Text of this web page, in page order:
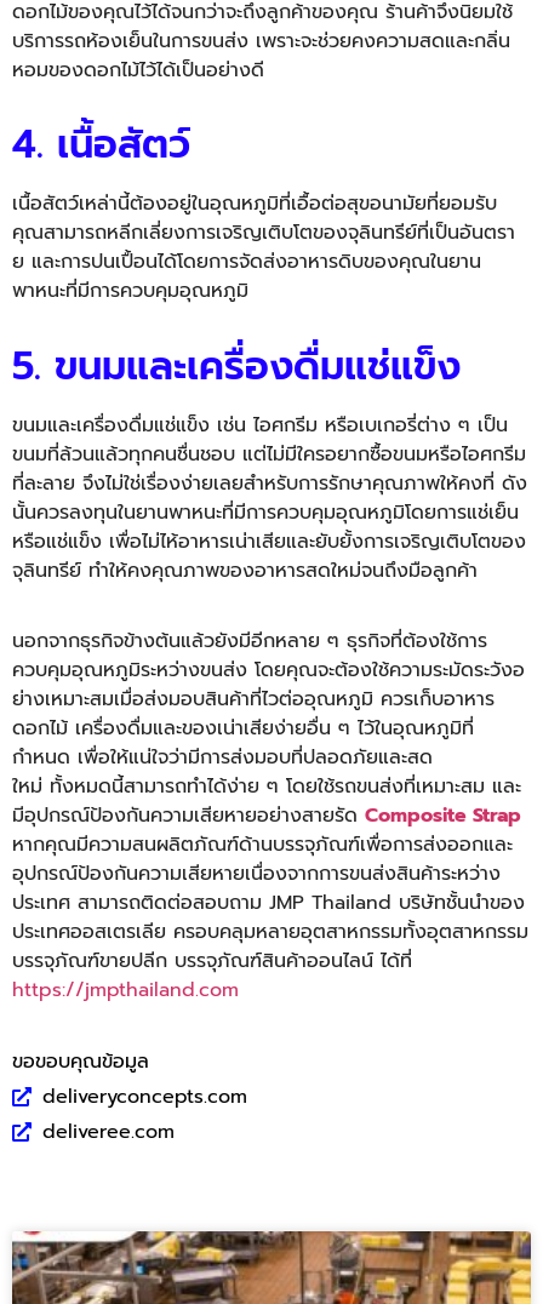
ดอกไม้ของคุณไว้ได้จนกว่าจะถึงลูกค้าของคุณ ร้านค้าจึงนิยมใช้
บริการรถห้องเย็นในการขนส่ง เพราะจะช่วยคงความสดและกลิ่น
หอมของดอกไม้ไว้ได้เป็นอย่างดี
4. เนื้อสัตว์
เนื้อสัตว์เหล่านี้ต้องอยู่ในอุณหภูมิที่เอื้อต่อสุขอนามัยที่ยอมรับ
คุณสามารถหลีกเลี่ยงการเจริญเติบโตของจุลินทรีย์ที่เป็นอันตรา
ย และการปนเปื้อนได้โดยการจัดส่งอาหารดิบของคุณในยาน
พาหนะที่มีการควบคุมอุณหภูมิ
5. ขนมและเครื่องดื่มแช่แข็ง
ขนมและเครื่องดื่มแช่แข็ง เช่น ไอศกรีม หรือเบเกอรี่ต่าง ๆ เป็น
ขนมที่ล้วนแล้วทุกคนชื่นชอบ แต่ไม่มีใครอยากซื้อขนมหรือไอศกรีม
ที่ละลาย จึงไม่ใช่เรื่องง่ายเลยสำหรับการรักษาคุณภาพให้คงที่ ดัง
นั้นควรลงทุนในยานพาหนะที่มีการควบคุมอุณหภูมิโดยการแช่เย็น
หรือแช่แข็ง เพื่อไม่ไห้อาหารเน่าเสียและยับยั้งการเจริญเติบโตของ
จุลินทรีย์ ทำให้คงคุณภาพของอาหารสดใหม่จนถึงมือลูกค้า
นอกจากธุรกิจข้างต้นแล้วยังมีอีกหลาย ๆ ธุรกิจที่ต้องใช้การ
ควบคุมอุณหภูมิระหว่างขนส่ง โดยคุณจะต้องใช้ความระมัดระวังอ
ย่างเหมาะสมเมื่อส่งมอบสินค้าที่ไวต่ออุณหภูมิ ควรเก็บอาหาร
ดอกไม้ เครื่องดื่มและของเน่าเสียง่ายอื่น ๆ ไว้ในอุณหภูมิที่
กำหนด เพื่อให้แน่ใจว่ามีการส่งมอบที่ปลอดภัยและสด
ใหม่ ทั้งหมดนี้สามารถทำได้ง่าย ๆ โดยใช้รถขนส่งที่เหมาะสม และ
มีอุปกรณ์ป้องกันความเสียหายอย่างสายรัด Composite Strap
หากคุณมีความสนผลิตภัณฑ์ด้านบรรจุภัณฑ์เพื่อการส่งออกและ
อุปกรณ์ป้องกันความเสียหายเนื่องจากการขนส่งสินค้าระหว่าง
ประเทศ สามารถติดต่อสอบถาม JMP Thailand บริษัทชั้นนำของ
ประเทศออสเตรเลีย ครอบคลุมหลายอุตสาหกรรมทั้งอุตสาหกรรม
บรรจุภัณฑ์ขายปลีก บรรจุภัณฑ์สินค้าออนไลน์ ได้ที่
https://jmpthailand.com
ขอขอบคุณข้อมูล
deliveryconcepts.com
deliveree.com